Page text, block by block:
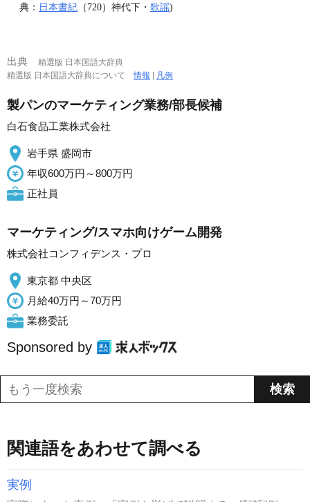
典： 日本書紀 （720）神代下・ 歌謡)
出典
精選版 日本国語大辞典
精選版 日本国語大辞典について情報 | 凡例
製パンのマーケティング業務/部長候補
白石食品工業株式会社
岩手県 盛岡市
年収600万円～800万円
正社員
マーケティング/スマホ向けゲーム開発
株式会社コンフィデンス・プロ
東京都 中央区
月給40万円～70万円
業務委託
Sponsored by
関連語をあわせて調べる
実例